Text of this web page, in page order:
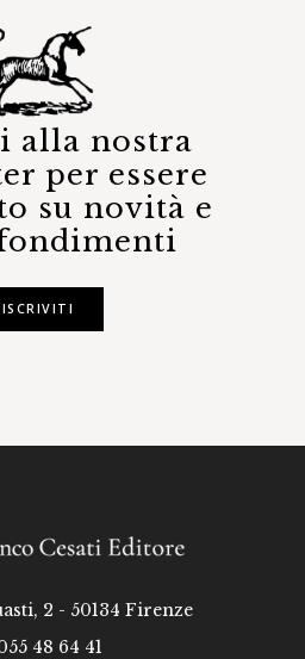
alla nostra
per essere
su novità e
ISCRIVITI
2 - 50134 Firenze
48 64 41